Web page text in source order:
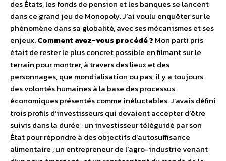
des États, les fonds de pension et les banques se lancent
dans ce grand jeu de Monopoly. J’ai voulu enquêter sur le
phénomène dans sa globalité, avec ses mécanismes et ses
enjeux.Comment avez-vous procédé ? Mon parti pris
était de rester le plus concret possible en filmant sur le
terrain pour montrer, à travers des lieux et des
personnages, que mondialisation ou pas, il y a toujours
des volontés humaines à la base des processus
économiques présentés comme inéluctables. J’avais défini
trois profils d’investisseurs qui devaient accepter d’être
suivis dans la durée : un investisseur téléguidé par son
État pour répondre à des objectifs d’autosuffisance
alimentaire ; un entrepreneur de l’agro-industrie venant